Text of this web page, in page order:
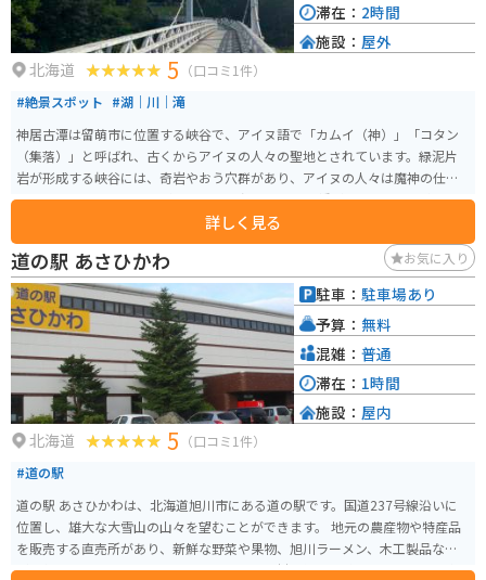
北海道 5 （口コミ1件）
#絶景スポット #湖｜川｜滝
神居古潭は留萌市に位置する峡谷で、アイヌ語で「カムイ（神）」「コタン
（集落）」と呼ばれ、古くからアイヌの人々の聖地とされています。緑泥片
岩が形成する峡谷には、奇岩やおう穴群があり、アイヌの人々は魔神の仕業
と恐れていたという歴史があります。 峡谷には吊り橋があり、景色を楽しめ
ます。峡谷は美しい秋の紅葉が見られる名所であり、毎年９月２３日に「こ
たんまつり」を開催し、アイヌ文化の継承が行われています。また、対岸に
はアイヌ以前の人々の集落跡、旧駅舎があり、アイヌ以外の先人たちの生活
の一端を垣間見ることができます。
詳しく見る
滞在： 2時間
施設： 屋外
道の駅 あさひかわ お気に入り
北海道 5 （口コミ1件）
#道の駅
道の駅 あさひかわは、北海道旭川市にある道の駅です。国道237号線沿いに
位置し、雄大な大雪山の山々を望むことができます。 地元の農産物や特産品
を販売する直売所があり、新鮮な野菜や果物、旭川ラーメン、木工製品など
が人気です。また、レストランでは、地元食材を使った料理やスイーツを楽
駐車： 駐車場あり
予算： 無料
混雑： 普通
滞在： 1時間
施設： 屋内